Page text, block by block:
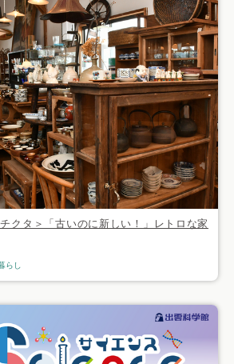
クタ＞「古いのに新しい！」レトロな家
らし